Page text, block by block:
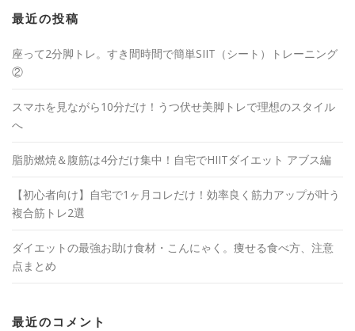
最近の投稿
座って2分脚トレ。すき間時間で簡単SIIT（シート）トレーニング
②
スマホを見ながら10分だけ！うつ伏せ美脚トレで理想のスタイル
へ
脂肪燃焼＆腹筋は4分だけ集中！自宅でHIITダイエット アブス編
【初心者向け】自宅で1ヶ月コレだけ！効率良く筋力アップが叶う
複合筋トレ2選
ダイエットの最強お助け食材・こんにゃく。痩せる食べ方、注意
点まとめ
最近のコメント